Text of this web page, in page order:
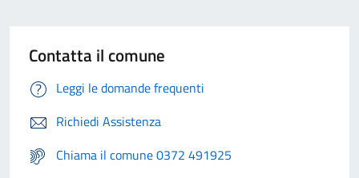
Contatta il comune
Leggi le domande frequenti
Richiedi Assistenza
Chiama il comune 0372 491925